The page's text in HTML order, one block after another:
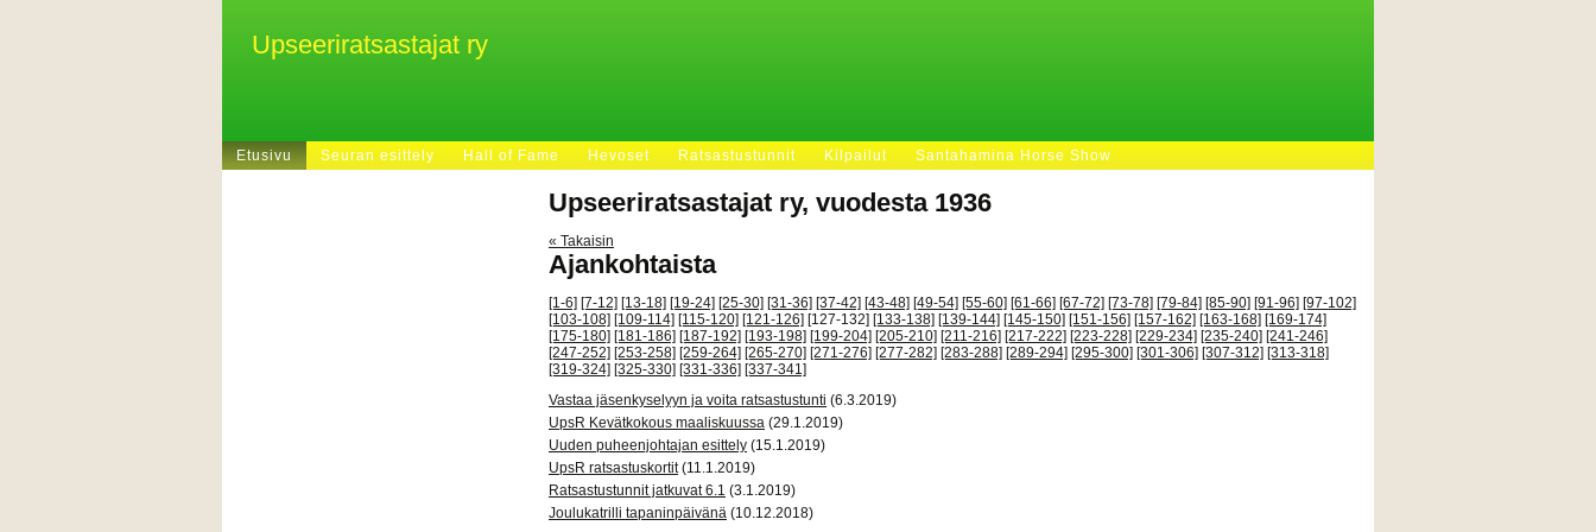
Upseeriratsastajat ry
Etusivu Seuran esittely Hall of Fame Hevoset Ratsastustunnit Kilpailut Santahamina Horse Show
Upseeriratsastajat ry, vuodesta 1936
« Takaisin
Ajankohtaista
[1-6] [7-12] [13-18] [19-24] [25-30] [31-36] [37-42] [43-48] [49-54] [55-60] [61-66] [67-72] [73-78] [79-84] [85-90] [91-96] [97-102]
[103-108] [109-114] [115-120] [121-126] [127-132] [133-138] [139-144] [145-150] [151-156] [157-162] [163-168] [169-174]
[175-180] [181-186] [187-192] [193-198] [199-204] [205-210] [211-216] [217-222] [223-228] [229-234] [235-240] [241-246]
[247-252] [253-258] [259-264] [265-270] [271-276] [277-282] [283-288] [289-294] [295-300] [301-306] [307-312] [313-318]
[319-324] [325-330] [331-336] [337-341]
Vastaa jäsenkyselyyn ja voita ratsastustunti (6.3.2019)
UpsR Kevätkokous maaliskuussa (29.1.2019)
Uuden puheenjohtajan esittely (15.1.2019)
UpsR ratsastuskortit (11.1.2019)
Ratsastustunnit jatkuvat 6.1 (3.1.2019)
Joulukatrilli tapaninpäivänä (10.12.2018)